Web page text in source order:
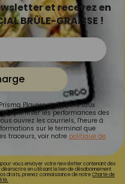
et recevez en
BRÛLE-GRAISSE !
Players analyse le taux
optimiser les performances des
ouvrez les courriels, l'heure à
sur le terminal que
traceurs, voir notre politique de
vous envoyer votre newsletter contenant des
en utilisant le lien de désabonnement
droits, prenez connaissance de notreCharte de